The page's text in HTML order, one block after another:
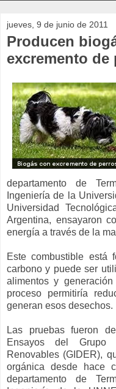
jueves, 9 de junio de 2011
Producen
excremento de
departamento de
Ingeniería de la
Universidad
Argentina, ensayaron
energía a través de la
Este combustible está
carbono y puede ser
alimentos y
proceso permitiría
generan esos desechos.
Las pruebas fueron
Ensayos del Grupo
Renovables (GIDER),
orgánica desde hace
departamento de